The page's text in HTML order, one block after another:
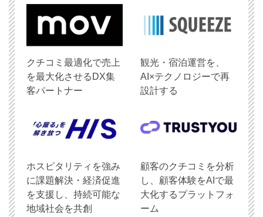
クチコミ最適化で売上
を最大化させるDX集
客パートナー
観光・宿泊運営を、
AI×テクノロジーで再
設計する
ホスピタリティを強み
に課題解決・経済促進
を支援し、持続可能な
地域社会を共創
顧客のクチコミを分析
し、顧客体験をAIで最
大化するプラットフォ
ーム